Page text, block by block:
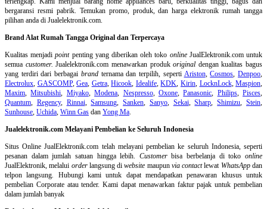
bergaransi resmi pabrik. Temukan promo, produk, dan harga elektronik rumah tangga
pilihan anda di Jualelektronik.com.
Brand Alat Rumah Tangga Original dan Terpercaya
Kualitas menjadipointpenting yang diberikan oleh toko onlineJualElektronik.com untuk
semua customer. Jualelektronik.com menawarkan produkoriginal dengan kualitas bagus
yang terdiri dari berbagai brandternama dan terpilih, seperti Ariston,Cosmos ,Denpoo
Electrolux GASCOMP,Gea Getra,Hicook Idealife,KDK Kirin, LocknLock,Maspion
Maxim ,Mitsubishi Miyako,Modena Nespresso, Oxone,Panasonic Philips, Pisces
Quantum
Regency, Rinnai,Samsung ,Sanken Sanyo, Sekai,Sharp ,Shimizu ,Stein
Sunhouse Uchida Winn Gas dan Yong Ma
Jualelektronik.com Melayani Pembelian ke Seluruh Indonesia
Situs Online JualElektronik.com telah melayani pembelian ke seluruh Indonesia, seperti
pesanan dalam jumlah satuan hingga lebih. Customerbisa berbelanja di tokoonline
JualElektronik, melalui orderlangsung diwebsite maupun via contactlewat WhatsAppdan
telpon langsung
Hubungi kami untuk dapat mendapatkan penawaran khusus untuk
pembelian Corporate atau tender. Kami dapat menawarkan faktur pajak untuk pembelian
dalam jumlah banyak